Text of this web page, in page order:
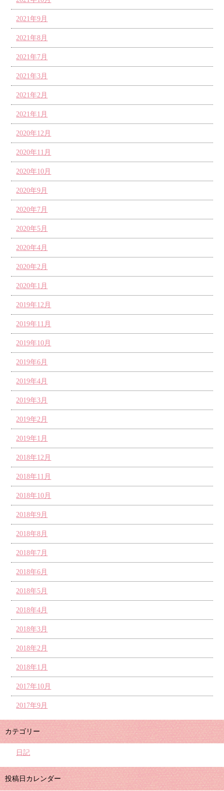
2021年9月
2021年8月
2021年7月
2021年3月
2021年2月
2021年1月
2020年12月
2020年11月
2020年10月
2020年9月
2020年7月
2020年5月
2020年4月
2020年2月
2020年1月
2019年12月
2019年11月
2019年10月
2019年6月
2019年4月
2019年3月
2019年2月
2019年1月
2018年12月
2018年11月
2018年10月
2018年9月
2018年8月
2018年7月
2018年6月
2018年5月
2018年4月
2018年3月
2018年2月
2018年1月
2017年10月
2017年9月
カテゴリー
日記
投稿日カレンダー